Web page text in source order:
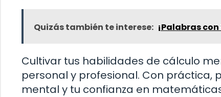
Quizás también te interese: ¡Palabras
Cultivar tus habilidades de cálculo
personal y profesional. Con práctica,
mental y tu confianza en